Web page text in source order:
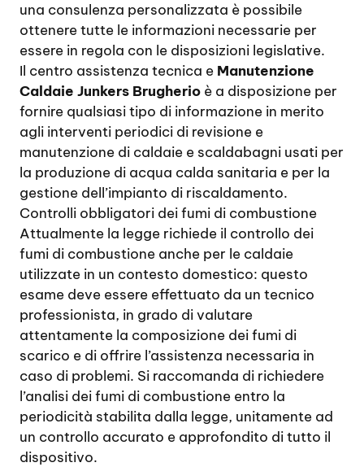
una consulenza personalizzata è possibile
ottenere tutte le informazioni necessarie per
essere in regola con le disposizioni legislative.
Il centro assistenza tecnica e Manutenzione
Caldaie Junkers Brugherio è a disposizione per
fornire qualsiasi tipo di informazione in merito
agli interventi periodici di revisione e
manutenzione di caldaie e scaldabagni usati per
la produzione di acqua calda sanitaria e per la
gestione dell’impianto di riscaldamento.
Controlli obbligatori dei fumi di combustione
Attualmente la legge richiede il controllo dei
fumi di combustione anche per le caldaie
utilizzate in un contesto domestico: questo
esame deve essere effettuato da un tecnico
professionista, in grado di valutare
attentamente la composizione dei fumi di
scarico e di offrire l’assistenza necessaria in
caso di problemi. Si raccomanda di richiedere
l’analisi dei fumi di combustione entro la
periodicità stabilita dalla legge, unitamente ad
un controllo accurato e approfondito di tutto il
dispositivo.